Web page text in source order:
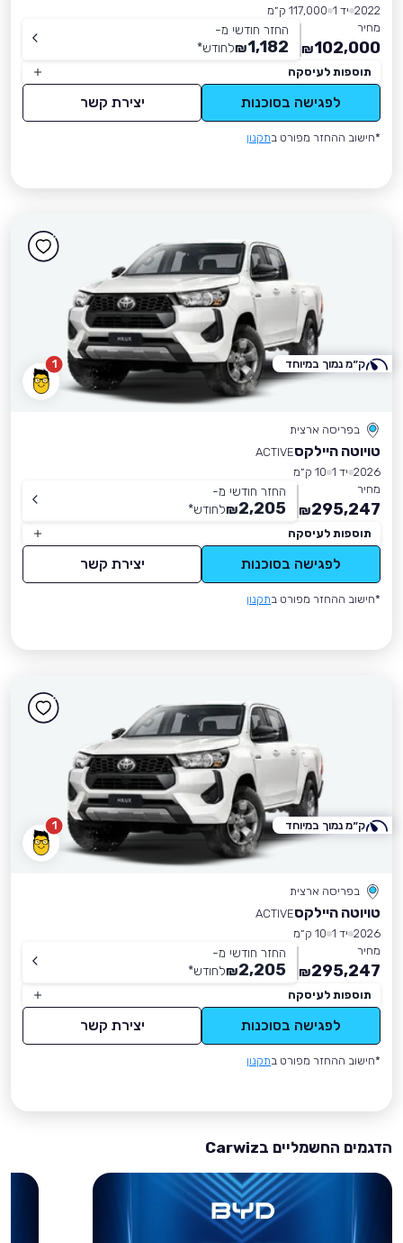
2022 יד 1
117,000 ק״מ
מחיר
102,000
₪
החזר חודשי מ-
1,182
₪לחודש*
תוספות לעיסקה
לפגישה בסוכנות יצירת קשר
*חישוב ההחזר מפורט בתקנון
1
בפריסה ארצית
טויוטה היילקסACTIVE
2026 יד 1
10 ק״מ
מחיר
295,247
₪
החזר חודשי מ-
2,205
₪לחודש*
תוספות לעיסקה
לפגישה בסוכנות יצירת קשר
*חישוב ההחזר מפורט בתקנון
ק״מ נמוך במיוחד
1
בפריסה ארצית
טויוטה היילקסACTIVE
2026 יד 1
10 ק״מ
מחיר
295,247
₪
החזר חודשי מ-
2,205
₪לחודש*
תוספות לעיסקה
לפגישה בסוכנות יצירת קשר
*חישוב ההחזר מפורט בתקנון
ק״מ נמוך במיוחד
הדגמים החשמליים בCarwiz